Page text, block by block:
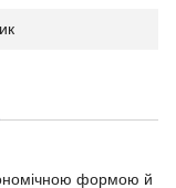
формою й